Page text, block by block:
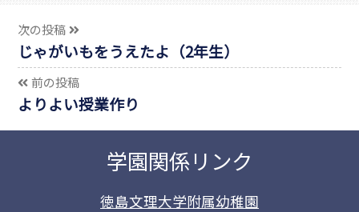
次の投稿
じゃがいもをうえたよ（2年生）
前の投稿
よりよい授業作り
学園関係リンク
徳島文理大学附属幼稚園